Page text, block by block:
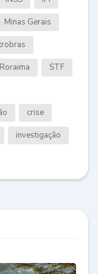
Minas Gerais
Roraima STF
crise
investigação